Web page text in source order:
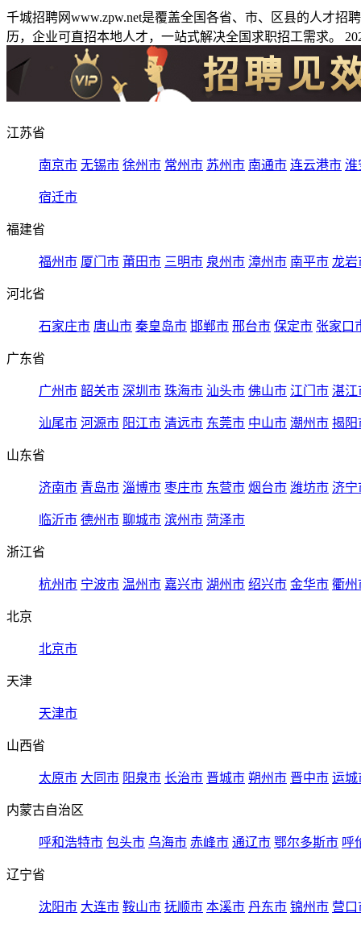
千城招聘网www.zpw.net是覆盖全国各省、市、区县的人才
历，企业可直招本地人才，一站式解决全国求职招工需求。
江苏省
南京市 无锡市 徐州市 常州市 苏州市 南通市 连云港市 淮
宿迁市
福建省
福州市 厦门市 莆田市 三明市 泉州市 漳州市 南平市 龙岩
河北省
石家庄市 唐山市 秦皇岛市 邯郸市 邢台市 保定市 张家口
广东省
广州市 韶关市 深圳市 珠海市 汕头市 佛山市 江门市 湛江
汕尾市 河源市 阳江市 清远市 东莞市 中山市 潮州市 揭阳
山东省
济南市 青岛市 淄博市 枣庄市 东营市 烟台市 潍坊市 济宁
临沂市 德州市 聊城市 滨州市 菏泽市
浙江省
杭州市 宁波市 温州市 嘉兴市 湖州市 绍兴市 金华市 衢州
北京
北京市
天津
天津市
山西省
太原市 大同市 阳泉市 长治市 晋城市 朔州市 晋中市 运城
内蒙古自治区
呼和浩特市 包头市 乌海市 赤峰市 通辽市 鄂尔多斯市 呼
辽宁省
沈阳市 大连市 鞍山市 抚顺市 本溪市 丹东市 锦州市 营口